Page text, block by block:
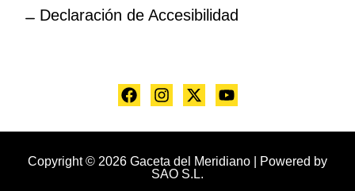
Declaración de Accesibilidad
Copyright © 2026 Gaceta del Meridiano | Powered by
SAO S.L.